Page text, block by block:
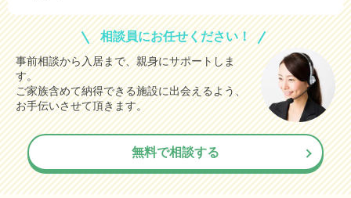
相談員にお任せください！
事前相談から入居まで、親身にサポートしま
す。
ご家族含めて納得できる施設に出会えるよう、
お手伝いさせて頂きます。
無料で相談する